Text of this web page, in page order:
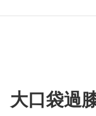
大口袋過